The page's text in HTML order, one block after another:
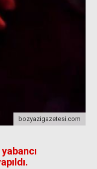
bozyazigazetesi.com